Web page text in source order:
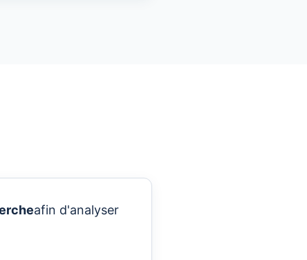
afin d'analyser